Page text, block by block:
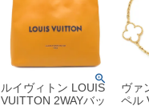
ルイヴィトン LOUIS
VUITTON 2WAYバッ
ヴァ
ペル